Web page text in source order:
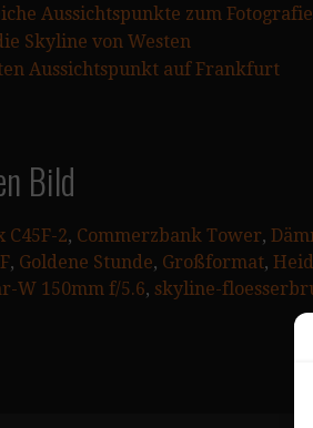
Aussichtspunkte zum
Skyline von Westen
Aussichtspunkt auf Frankfurt
Bild
C45F-2, Commerzbank Tower,
, Goldene Stunde, Großformat,
W 150mm f/5.6, skyline-